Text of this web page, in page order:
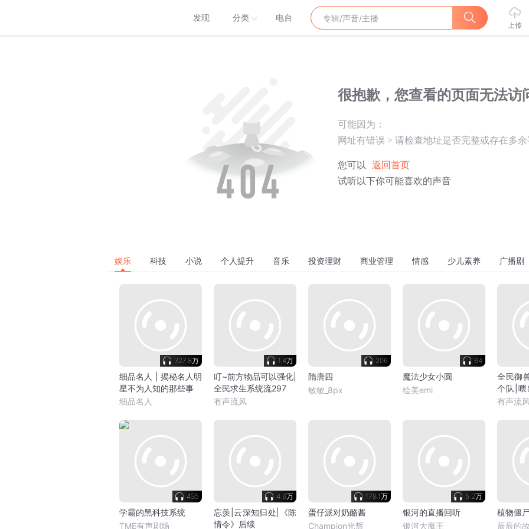
发现 分类 电台
上传
很抱歉，您查看的页面无法访
可能因为：
网址有错误 > 请检查地址是否完整或存在多
您可以
返回首页
试听以下你可能喜欢的声音
娱乐 科技 小说 个人提升 音乐 投资理财 商业管理 情感 少儿素养 广播剧
327.8万
细品名人 | 揭秘名人明
星不为人知的那些事
细品名人
1.4万
叮~前方物品可以强化|
全民求生系统流297
有声流风
206
隋唐四
敏敏_8px
64
魔法少女小圆
绘美emi
全民御
个队|喂
296
有声流
435
学霸的黑科技系统
TME有声剧场
4.6万
忘羡|云深知归处|《陈
情令》后续
178.1万
蛋仔派对奶酪酱
Champion光辉
5.2万
银河的直播回听
银河大魔王
植物僵
辰辰的